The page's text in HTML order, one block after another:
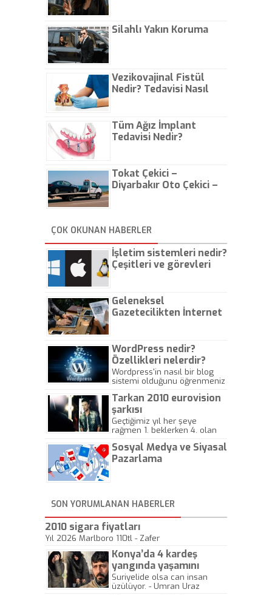
Silahlı Yakın Koruma
Vezikovajinal Fistül
Nedir? Tedavisi Nasıl
Tüm Ağız İmplant
Tedavisi Nedir?
Tokat Çekici –
Diyarbakır Oto Çekici –
ÇOK OKUNAN HABERLER
İşletim sistemleri nedir?
Çeşitleri ve görevleri
Geleneksel
Gazetecilikten İnternet
WordPress nedir?
Özellikleri nelerdir?
Wordpress'in nasıl bir blog
sistemi olduğunu öğrenmeniz
Tarkan 2010 eurovision
şarkısı
Geçtiğimiz yıl her şeye
rağmen 1. beklerken 4. olan
gösterisinin bu yarışmada
önemli olmadığını anlamıştır.
Sosyal Medya ve Siyasal
Pazarlama
SON YORUMLANAN HABERLER
2010 sigara fiyatları
Yıl 2026 Marlboro 110tl - Zafer
Konya’da 4 kardeş
yangında yaşamını
yitirdi
Suriyelide olsa can insan
üzülüyor. - Umran Uraz